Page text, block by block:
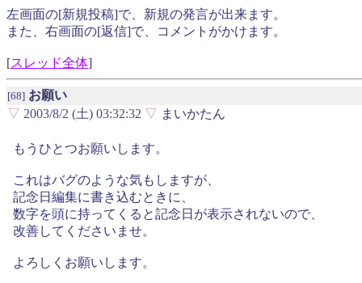
左画面の[新規投稿]で、新規の発言が出来ます。
また、右画面の[返信]で、コメントがかけます。
[スレッド全体]
[68] お願い
▽ 2003/8/2 (土) 03:32:32 ▽ まいかたん
もうひとつお願いします。
これはバグのような気もしますが、
記念日編集に書き込むときに、
数字を頭に持ってくると記念日が表示されないので、
改善してくださいませ。
よろしくお願いします。